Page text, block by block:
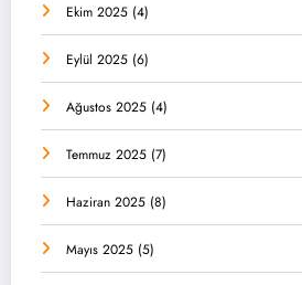
Ekim 2025 (4)
Eylül 2025 (6)
Ağustos 2025 (4)
Temmuz 2025 (7)
Haziran 2025 (8)
Mayıs 2025 (5)